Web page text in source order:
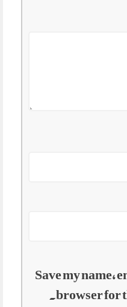
Save my name,
browser for